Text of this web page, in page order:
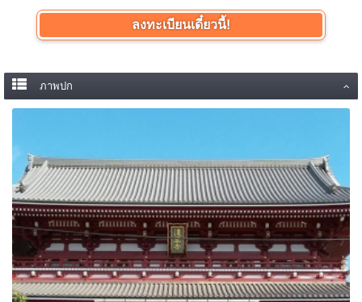
ลงทะเบียนเดี๋ยวนี้!
ภาพปก